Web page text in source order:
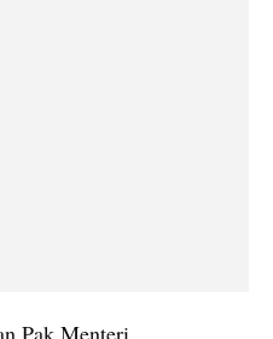
Pak Menteri